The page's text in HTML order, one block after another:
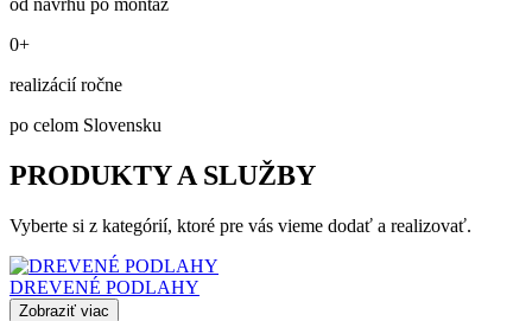
0+
realizácií ročne
po celom Slovensku
PRODUKTY A SLUŽBY
Vyberte si z kategórií, ktoré pre vás vieme dodať a realizovať.
DREVENÉ PODLAHY
Zobraziť viac